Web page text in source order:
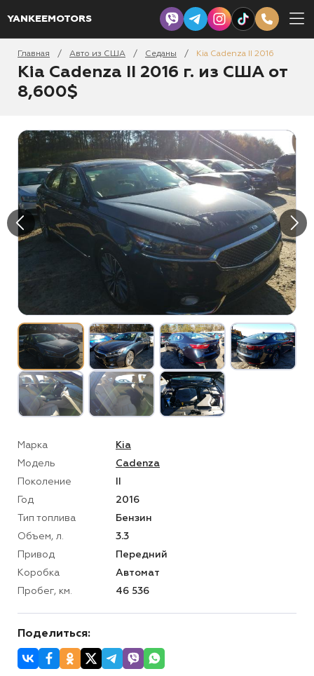
YANKEEMOTORS
Главная / Авто из США / Седаны / Kia Cadenza II 2016
Kia Cadenza II 2016 г. из США от
8,600$
Марка
Kia
Модель
Cadenza
Поколение
Год
2016
Тип топлива
Бензин
Объем, л.
3.3
Привод
Передний
Коробка
Автомат
Пробег, км.
46 536
Поделиться: